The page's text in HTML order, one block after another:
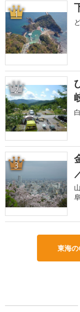
1
2
3
東海